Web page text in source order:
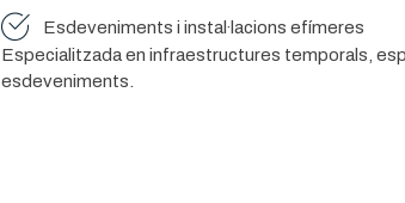
Esdeveniments i instal·lacions efímeres
Especialitzada en infraestructures temporals,
esdeveniments.